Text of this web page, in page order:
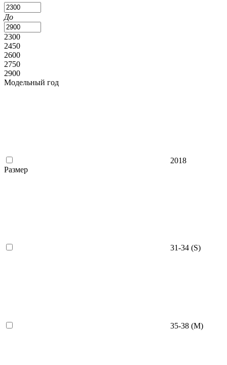
До
2300
2450
2600
2750
2900
Модельный год
2018
Размер
31-34 (S)
35-38 (M)